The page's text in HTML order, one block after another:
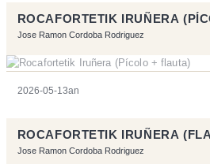
ROCAFORTETIK IRUÑERA
Jose Ramon Cordoba Rodriguez
2026-05-13an
ROCAFORTETIK IRUÑERA
Jose Ramon Cordoba Rodriguez